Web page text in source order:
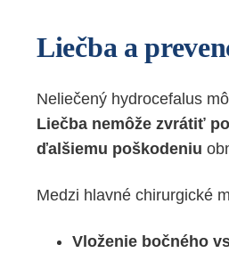
Liečba a
Neliečený hydrocefalus
Liečba nemôže zvrátiť
ďalšiemu poškodeniu
Medzi hlavné chirurgické
Vloženie bočného